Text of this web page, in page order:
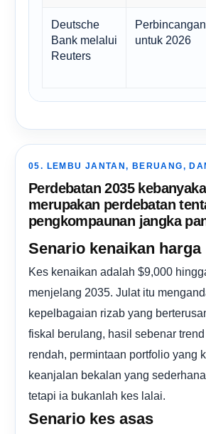
Deutsche
Bank melalui
Reuters
untuk 2026
05. LEMBU JANTAN, BERUANG,
Perdebatan 2035
merupakan perdebatan
pengkompaunan jangka
Senario kenaikan harga
Kes kenaikan adalah $9,000
menjelang 2035. Julat itu
kepelbagaian rizab yang
fiskal berulang, hasil sebenar
rendah, permintaan portfolio yang
keanjalan bekalan yang
tetapi ia bukanlah kes lalai.
Senario kes asas